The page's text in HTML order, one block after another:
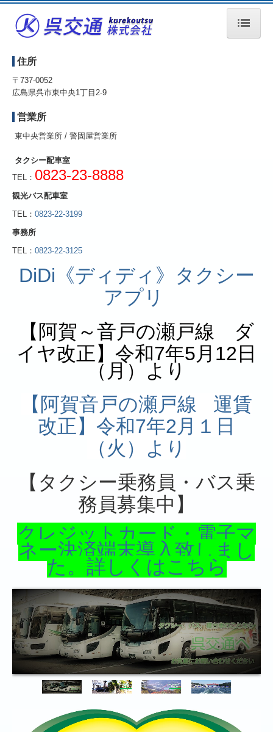
クレジット・電子マネー決済
ご予約・お見積り
お問合せ
車種・座席表
求人案内
安全活動
お忘れ物
個人情報保護
女性タクシー乗務員
タクシー乗務員
バス乗務員 正社員
スクールバス
整備士募集
従業員専用
自動車点検整備推進運動
パスピー終了関係
会社概要
不正改造撲滅キャンペーン
貸切バス運賃・料金について
住所
〒737-0052
広島県呉市東中央1丁目2-9
営業所
東中央営業所 / 警固屋営業所
タクシー配車室
TEL： 0823-23-8888
観光バス配車室
TEL： 0823-22-3199
事務所
TEL： 0823-22-3125
DiDi《ディディ》タクシー
アプリ
【阿賀～音戸の瀬戸線 ダ
イヤ改正】令和7年5月12日
（月）より
【阿賀音戸の瀬戸線 運賃
改正】令和7年2月１日
（火）より
【タクシー乗務員・バス乗
務員募集中】
クレジットカード・電子マ
ネー決済端末導入致しまし
た。詳しくはこちら